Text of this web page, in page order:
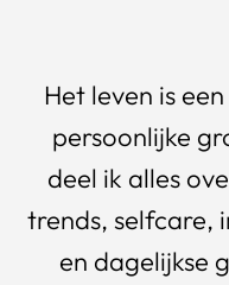
Het leven is
persoonlijke
deel ik alles
trends, selfcare,
en dagelijkse